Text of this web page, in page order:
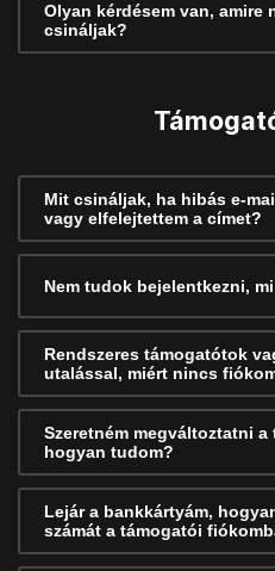
Olyan kérdésem van, amire
csináljak?
Mit csináljak, ha hibás e-
vagy elfelejtettem a címet?
Nem tudok bejelentkezni,
Rendszeres támogatótok
utalással, miért nincs
Szeretném megváltoztatni
hogyan tudom?
Lejár a bankkártyám,
számát a támogatói